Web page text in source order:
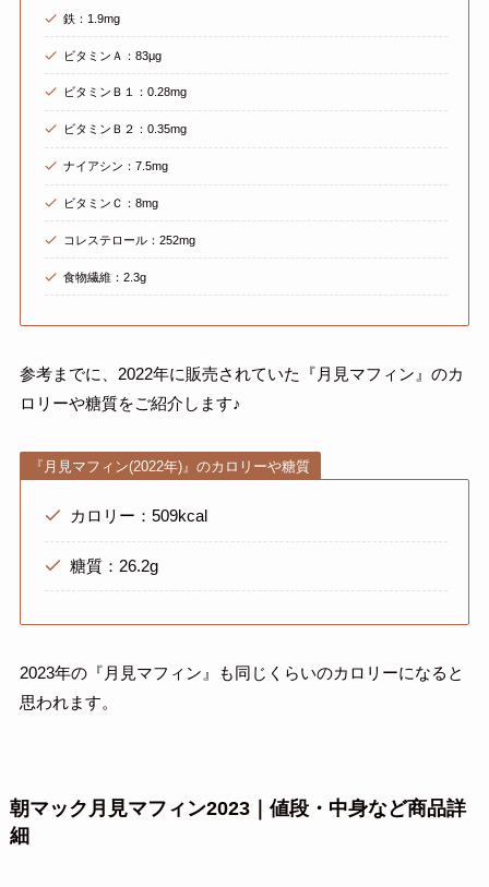
鉄：1.9mg
ビタミンＡ：83μg
ビタミンＢ１：0.28mg
ビタミンＢ２：0.35mg
ナイアシン：7.5mg
ビタミンＣ：8mg
コレステロール：252mg
食物繊維：2.3g
参考までに、2022年に販売されていた『月見マフィン』のカ
ロリーや糖質をご紹介します♪
『月見マフィン(2022年)』のカロリーや糖質
カロリー：509kcal
糖質：26.2g
2023年の『月見マフィン』も同じくらいのカロリーになると
思われます。
朝マック月見マフィン2023｜値段・中身など商品詳
細